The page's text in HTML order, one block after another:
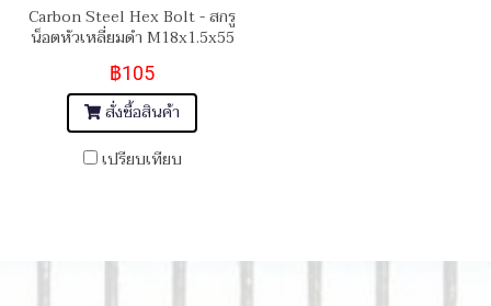
Carbon Steel Hex Bolt - สกรู
น็อตหัวเหลี่ยมดำ M18x1.5x55
฿105
สั่งซื้อสินค้า
เปรียบเทียบ